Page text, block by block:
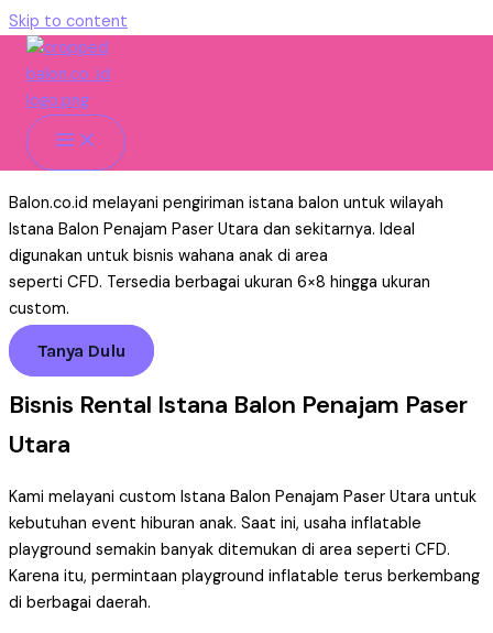
Skip to content
Istana Balon Penajam Paser
Utara Untuk Usaha Rental
Home »Istana Balon
Paser Utara
Balon.co.id melayani pengiriman istana balon untuk wilayah
Istana Balon Penajam Paser Utara dan sekitarnya. Ideal
digunakan untuk bisnis wahana anak di area
seperti CFD. Tersedia berbagai ukuran 6×8 hingga ukuran
custom.
Tanya Dulu
Bisnis Rental Istana Balon Penajam Paser
Utara
Kami melayani custom Istana Balon Penajam Paser Utara untuk
kebutuhan event hiburan anak. Saat ini, usaha inflatable
playground semakin banyak ditemukan di area seperti CFD.
Karena itu, permintaan playground inflatable terus berkembang
di berbagai daerah.